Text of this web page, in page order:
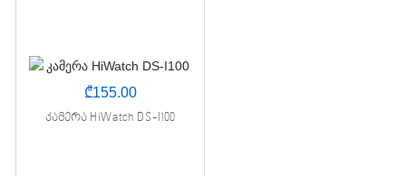
₾155.00
კამერა HiWatch DS-I100